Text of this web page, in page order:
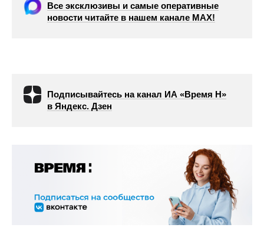
Все эксклюзивы и самые оперативные
новости читайте в нашем канале МАХ!
Подписывайтесь на канал ИА «Время Н»
в Яндекс. Дзен